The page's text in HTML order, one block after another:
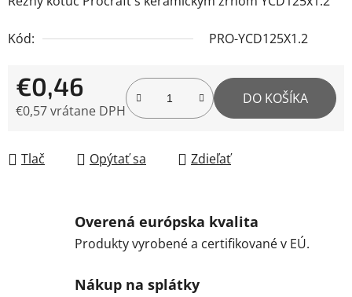
Kód: PRO-YCD125X1.2
€0,46
€0,57 vrátane DPH
DO KOŠÍKA
Tlač Opýtať sa Zdieľať
Overená európska kvalita
Produkty vyrobené a certifikované v EÚ.
Nákup na splátky